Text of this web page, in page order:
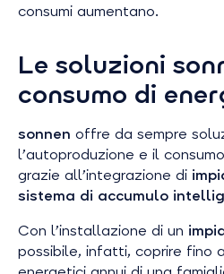
consumi aumentano.
Le soluzioni
consumo di
sonnen offre da sempre
l’autoproduzione e il
grazie all’integrazione di
sistema di accumulo
Con l’installazione di un
possibile, infatti, coprire fino